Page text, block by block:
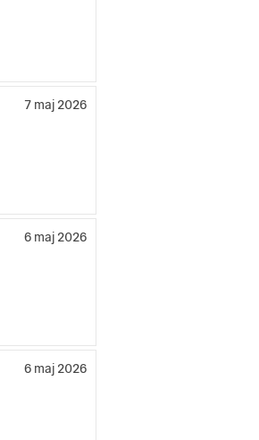
7 maj 2026
6 maj 2026
6 maj 2026